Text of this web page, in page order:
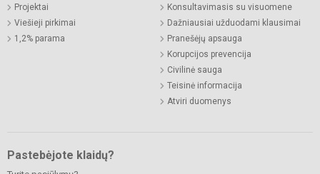
Projektai
Viešieji pirkimai
1,2% parama
Konsultavimasis su visuomene
Dažniausiai užduodami klausimai
Pranešėjų apsauga
Korupcijos prevencija
Civilinė sauga
Teisinė informacija
Atviri duomenys
Pastebėjote klaidų?